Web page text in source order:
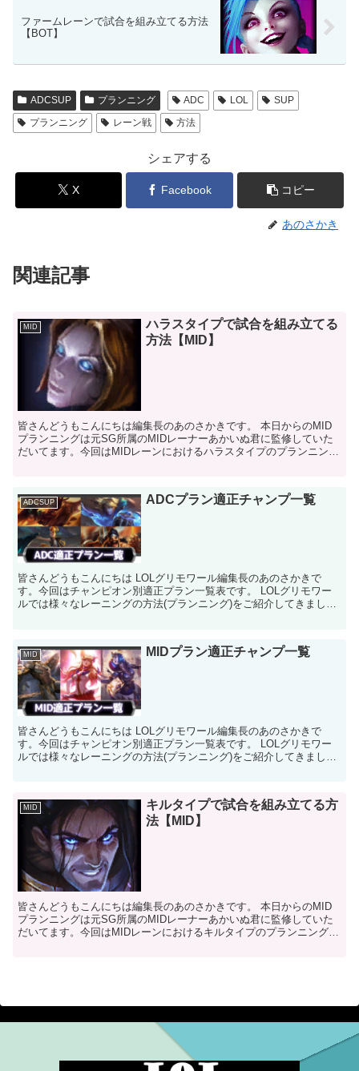
ファームレーンで試合を組み立てる方法
【BOT】
ADCSUP プランニング ADC LOL
SUP
プランニング
レーン戦 方法
シェアする
X Facebook コピー
あのさかき
関連記事
MID
ハラスタイプで試合を組み立てる
方法【MID】
皆さんどうもこんにちは編集長のあのさかきです。 本日からのMID
プランニングは元SG所属のMIDレーナーあかいぬ君に監修していた
だいてます。今回はMIDレーンにおけるハラスタイプのプランニング
ADCSUP ADCプラン適正チャンプ一覧
皆さんどうもこんにちは LOLグリモワール編集長のあのさかきで
す。今回はチャンピオン別適正プラン一覧表です。 LOLグリモワー
ルでは様々なレーニングの方法(プランニング)をご紹介してきまし
MID MIDプラン適正チャンプ一覧
皆さんどうもこんにちは LOLグリモワール編集長のあのさかきで
す。今回はチャンピオン別適正プラン一覧表です。 LOLグリモワー
ルでは様々なレーニングの方法(プランニング)をご紹介してきまし
MID
キルタイプで試合を組み立てる方
法【MID】
皆さんどうもこんにちは編集長のあのさかきです。 本日からのMID
プランニングは元SG所属のMIDレーナーあかいぬ君に監修していた
だいてます。今回はMIDレーンにおけるキルタイプのプランニングに